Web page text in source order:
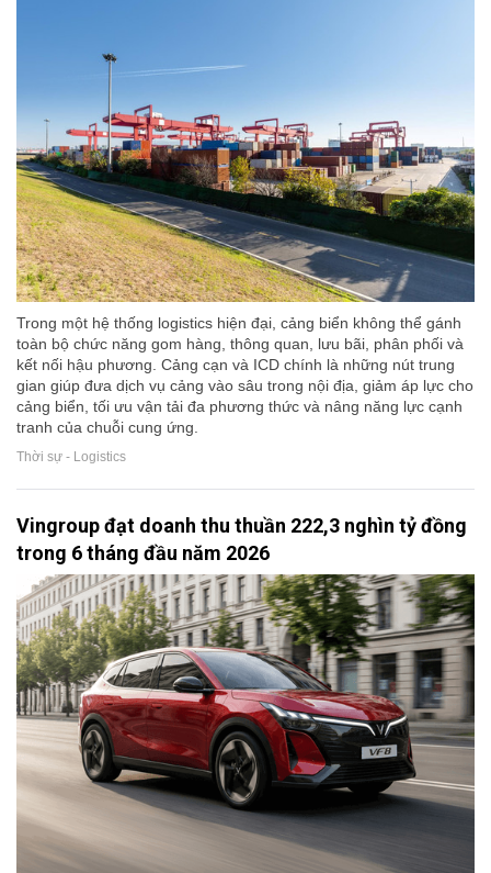
Trong một hệ thống logistics hiện đại, cảng biển không thể gánh
toàn bộ chức năng gom hàng, thông quan, lưu bãi, phân phối và
kết nối hậu phương. Cảng cạn và ICD chính là những nút trung
gian giúp đưa dịch vụ cảng vào sâu trong nội địa, giảm áp lực cho
cảng biển, tối ưu vận tải đa phương thức và nâng năng lực cạnh
tranh của chuỗi cung ứng.
Thời sự - Logistics
Vingroup đạt doanh thu thuần 222,3 nghìn tỷ đồng
trong 6 tháng đầu năm 2026